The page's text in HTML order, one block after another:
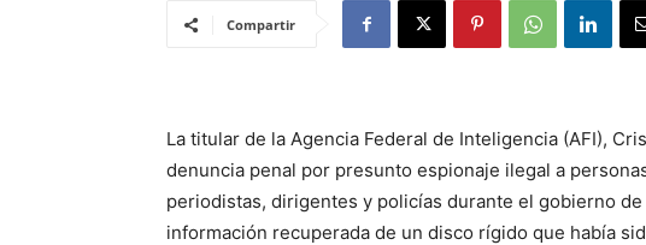
Compartir
La titular de la Agencia Federal de Inteligencia (AFI),
denuncia penal por presunto espionaje ilegal a
periodistas, dirigentes y policías durante el gobierno
información recuperada de un disco rígido que había